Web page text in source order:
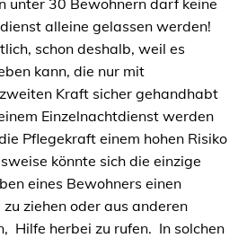
unter 30 Bewohnern darf keine
alleine gelassen werden!
schon deshalb, weil es
kann, die nur mit
Kraft sicher gehandhabt
Einzelnachtdienst werden
Pflegekraft einem hohen Risiko
könnte sich die einzige
eines Bewohners einen
ziehen oder aus anderen
Hilfe herbei zu rufen. In solchen